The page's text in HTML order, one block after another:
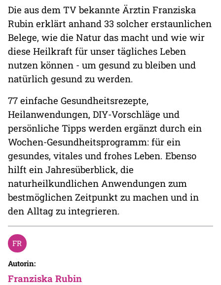
Die aus dem TV bekannte Ärztin Franziska
Rubin erklärt anhand 33 solcher erstaunlichen
Belege, wie die Natur das macht und wie wir
diese Heilkraft für unser tägliches Leben
nutzen können - um gesund zu bleiben und
natürlich gesund zu werden.
77 einfache Gesundheitsrezepte,
Heilanwendungen, DIY-Vorschläge und
persönliche Tipps werden ergänzt durch ein
Wochen-Gesundheitsprogramm: für ein
gesundes, vitales und frohes Leben. Ebenso
hilft ein Jahresüberblick, die
naturheilkundlichen Anwendungen zum
bestmöglichen Zeitpunkt zu machen und in
den Alltag zu integrieren.
Autorin:
Franziska Rubin